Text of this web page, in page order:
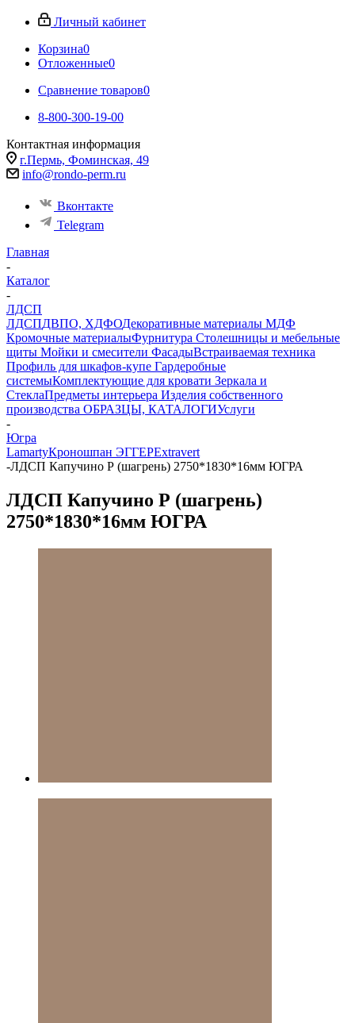
Личный кабинет
Корзина0
Отложенные0
Сравнение товаров0
8-800-300-19-00
Контактная информация
г.Пермь, Фоминская, 49
info@rondo-perm.ru
Вконтакте
Telegram
Главная
-
Каталог
-
ЛДСП
ЛДСПДВПО, ХДФОДекоративные материалы МДФ
Кромочные материалыФурнитура Столешницы и мебельные
щиты Мойки и смесители ФасадыВстраиваемая техника
Профиль для шкафов-купе Гардеробные
системыКомплектующие для кровати Зеркала и
СтеклаПредметы интерьера Изделия собственного
производства ОБРАЗЦЫ, КАТАЛОГИУслуги
-
Югра
LamartyКроношпан ЭГГЕРExtravert
-ЛДСП Капучино Р (шагрень) 2750*1830*16мм ЮГРА
ЛДСП Капучино Р (шагрень)
2750*1830*16мм ЮГРА